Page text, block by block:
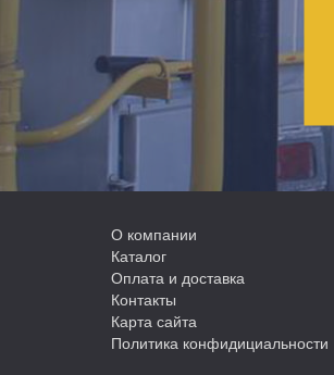
О компании
Каталог
Оплата и доставка
Контакты
Карта сайта
Политика конфидициальности